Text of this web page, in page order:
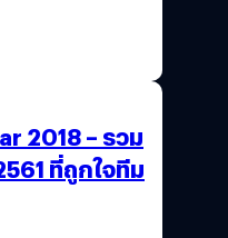
2018 – รวม
ที่ถูกใจทีม